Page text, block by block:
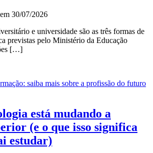
em 30/07/2026
e universidade são as três formas de
previstas pelo Ministério da Educação
[…]
está mudando a
(e o que isso significa
estudar)